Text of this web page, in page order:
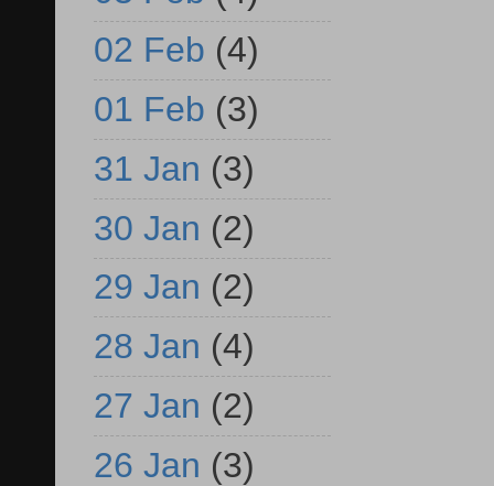
02 Feb (4)
01 Feb (3)
31 Jan (3)
30 Jan (2)
29 Jan (2)
28 Jan (4)
27 Jan (2)
26 Jan (3)